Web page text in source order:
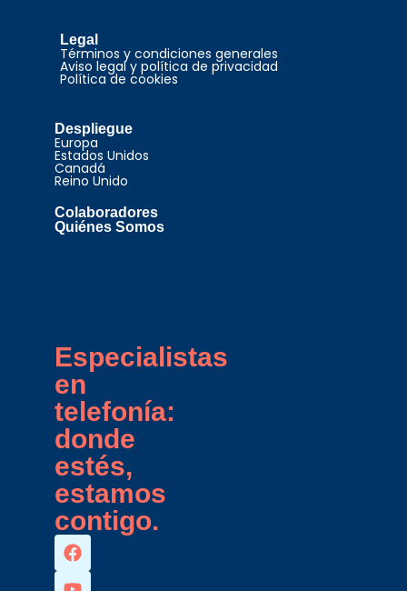
Legal
Términos y condiciones generales
Aviso legal y política de privacidad
Política de cookies
Despliegue
Europa
Estados Unidos
Canadá
Reino Unido
Colaboradores
Quiénes Somos
Especialistas
en
telefonía:
donde
estés,
estamos
contigo.
F
a
c
Y
o
u
I
n
s
L
i
n